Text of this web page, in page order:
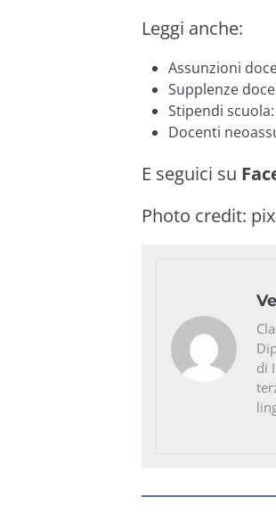
Leggi anche:
Assunzioni
Supplenze
Stipendi
Docenti
E seguici su
Photo credit:
di